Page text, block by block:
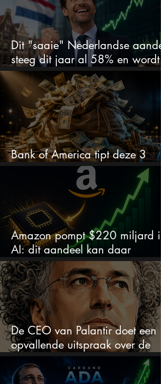
Dit "saaie" Nederlandse
steeg dit jaar al 58% en wordt
volgens analisten onderschat
Bank of America tipt deze 3
chipaandelen
Amazon pompt $220 miljard in
AI: dit aandeel kan daar
explosief van profiteren
De CEO van Palantir doet een
opvallende uitspraak over de
beurs